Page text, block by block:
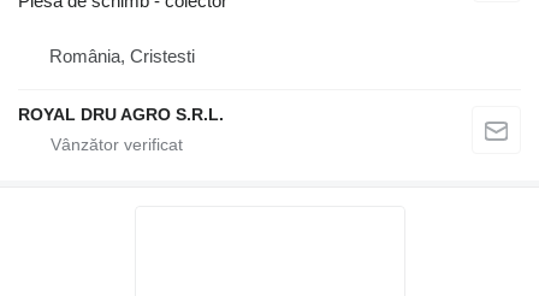
România, Cristesti
ROYAL DRU AGRO S.R.L.